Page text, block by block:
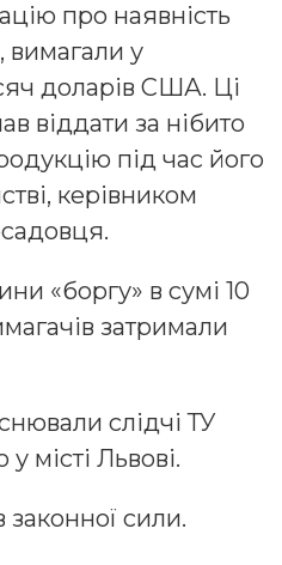
про наявність
вимагали у
доларів США. Ці
віддати за нібито
під час його
керівником
«боргу» в сумі 10
затримали
слідчі ТУ
місті Львові.
сили.